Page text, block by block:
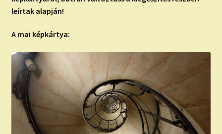
leírtak alapján!
A mai képkártya: